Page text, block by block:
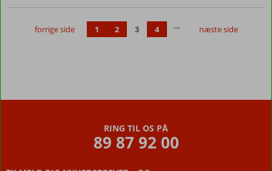
forrige side 1 2 3 4 … næste side
RING TIL OS PÅ
89 87 92 00